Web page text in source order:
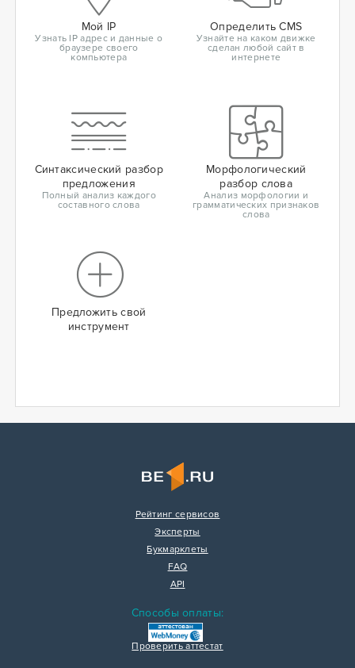
Мой IP
Узнать IP адрес и данные о
браузере своего
компьютера
Определить CMS
Узнайте на каком движке
сделан любой сайт в
интернете
Синтаксический разбор
предложения
Полный анализ каждого
составного слова
Морфологический
разбор слова
Анализ морфологии и
грамматических признаков
слова
Предложить свой
инструмент
Рейтинг сервисов
Эксперты
Букмарклеты
FAQ
API
Способы оплаты:
Проверить аттестат